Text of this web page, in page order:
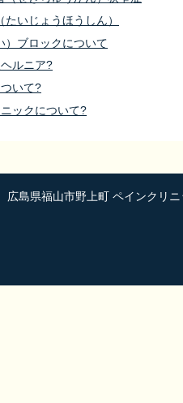
いじょうほうしん）
）ブロックについて
ルニア?
いて?
ックについて?
広島県福山市野上町 ペインクリ